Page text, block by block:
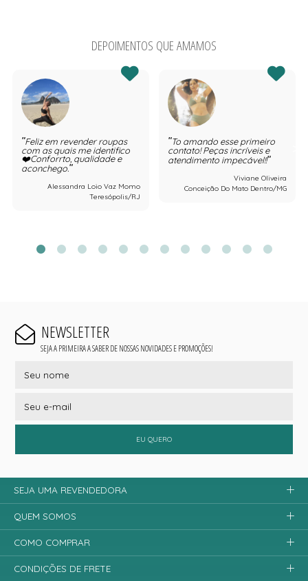
DEPOIMENTOS QUE AMAMOS
Feliz em revender roupas
com as quais me identifico
❤️Conforrto, qualidade e
aconchego.
Alessandra Loio Vaz Momo
Teresópolis/RJ
To amando esse primeiro
contato! Peças incríveis e
atendimento impecável!!
Viviane Oliveira
Conceição Do Mato Dentro/MG
NEWSLETTER
SEJA A PRIMEIRA A SABER DE NOSSAS NOVIDADES E PROMOÇÕES!
EU QUERO
SEJA UMA REVENDEDORA
QUEM SOMOS
COMO COMPRAR
CONDIÇÕES DE FRETE